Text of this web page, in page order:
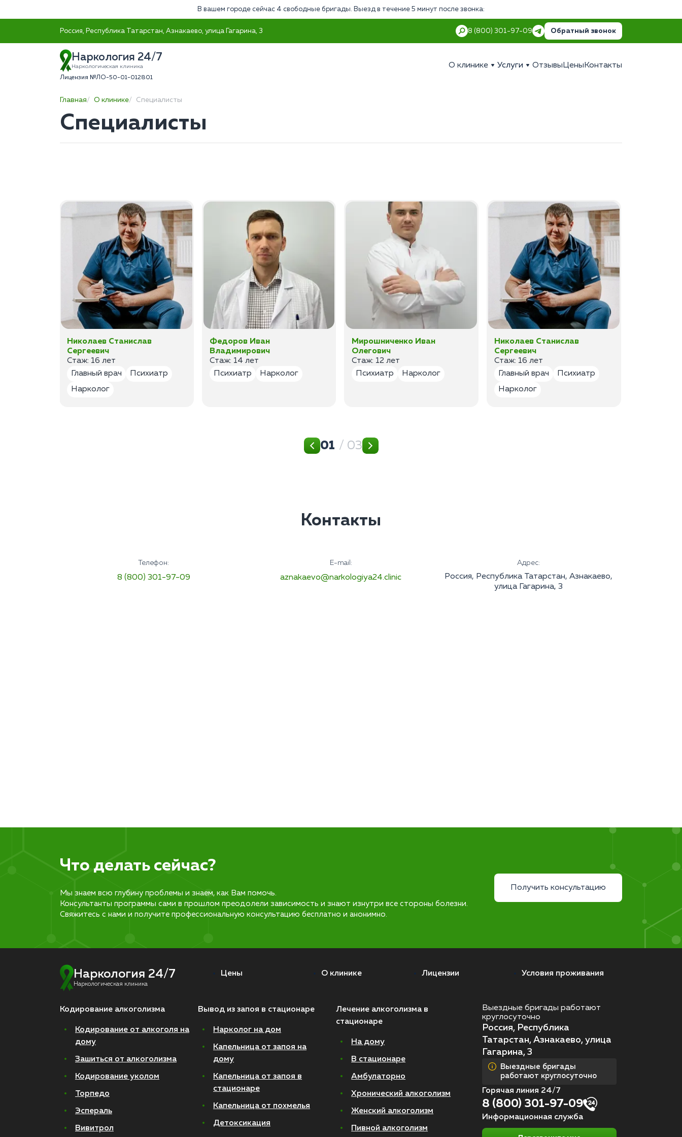
В вашем городе сейчас 4 свободные бригады. Выезд в течение 5 минут после звонка:
Россия, Республика Татарстан, Азнакаево, улица Гагарина, 3 8 (800) 301-97-09 Обратный звонок
Наркология 24/7
Наркологическая клиника
Лицензия №ЛО-50-01-012801
О клинике Услуги Отзывы Цены Контакты
Главная О клинике Специалисты
Специалисты
Николаев Станислав
Сергеевич
Стаж: 16 лет
Главный врач
Психиатр
Нарколог
Федоров Иван
Владимирович
Стаж: 14 лет
Психиатр
Нарколог
Мирошниченко Иван
Олегович
Стаж: 12 лет
Психиатр
Нарколог
Николаев Станислав
Сергеевич
Стаж: 16 лет
Главный врач
Психиатр
Нарколог
01 / 03
Контакты
Телефон:
8 (800) 301-97-09
E-mail:
aznakaevo@narkologiya24.clinic
Адрес:
Россия, Республика Татарстан, Азнакаево,
улица Гагарина, 3
Что делать сейчас?
Мы знаем всю глубину проблемы и знаем, как Вам помочь.
Консультанты программы сами в прошлом преодолели зависимость и знают изнутри все стороны болезни.
Свяжитесь с нами и получите профессиональную консультацию бесплатно и анонимно.
Получить консультацию
Наркология 24/7
Наркологическая клиника
Цены О клинике Лицензии Условия проживания
Кодирование алкоголизма
Кодирование от алкоголя на
дому
Зашиться от алкоголизма
Кодирование уколом
Торпедо
Эспераль
Вивитрол
Вывод из запоя в стационаре
Нарколог на дом
Капельница от запоя на
дому
Капельница от запоя в
стационаре
Капельница от похмелья
Детоксикация
Лечение алкоголизма в
стационаре
На дому
В стационаре
Амбулаторно
Хронический алкоголизм
Женский алкоголизм
Пивной алкоголизм
Выездные бригады работают
круглосуточно
Россия, Республика
Татарстан, Азнакаево, улица
Гагарина, 3
Выездные бригады
работают круглосуточно
Горячая линия 24/7
8 (800) 301-97-09
Информационная служба